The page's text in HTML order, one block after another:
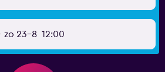
zo 23-8 12:00